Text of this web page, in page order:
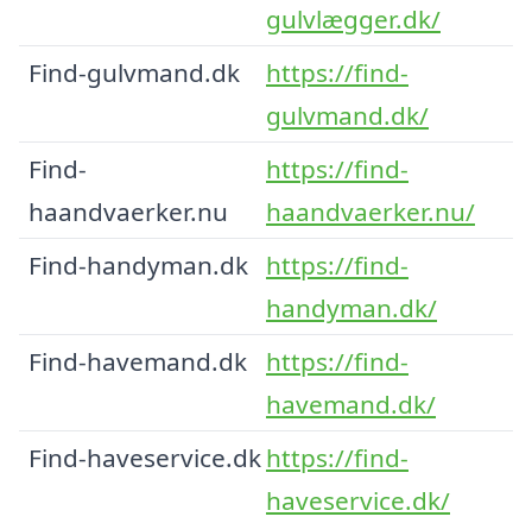
gulvlægger.dk/
Find-gulvmand.dk
https://find-
gulvmand.dk/
Find-
haandvaerker.nu
https://find-
haandvaerker.nu/
Find-handyman.dk https://find-
handyman.dk/
Find-havemand.dk
https://find-
havemand.dk/
Find-haveservice.dkhttps://find-
haveservice.dk/